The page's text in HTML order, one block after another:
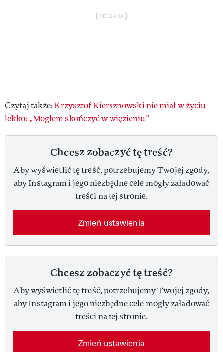
Czytaj także:Krzysztof Kiersznowski nie miał w życiu
lekko: „Mogłem skończyć w więzieniu”
Chcesz zobaczyć tę treść?
Aby wyświetlić tę treść, potrzebujemy Twojej zgody,
aby Instagram i jego niezbędne cele mogły załadować
treści na tej stronie.
Zmień ustawienia
Chcesz zobaczyć tę treść?
Aby wyświetlić tę treść, potrzebujemy Twojej zgody,
aby Instagram i jego niezbędne cele mogły załadować
treści na tej stronie.
Zmień ustawienia